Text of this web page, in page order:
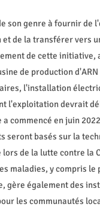
son genre à fournir
de la transférer vers
de cette initiative,
de production d'ARN
l'installation
l'exploitation devrait
commencé en juin
seront basés sur la
de la lutte contre la
maladies, y compris le
gère également des
les communautés